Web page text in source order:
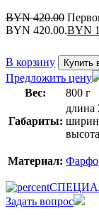
BYN420.00
BYN 420.00.BYN
В корзину Купить
Предложить цену
Вес:
800 г
Габариты:
длина
Материал:
Задать вопрос